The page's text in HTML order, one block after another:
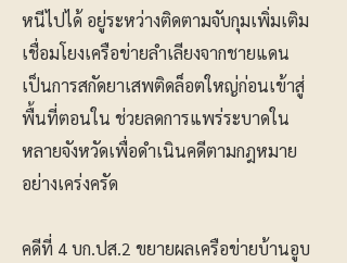
หนีไปได้ อยู่ระหว่างติดตามจับกุมเพิ่มเติม
เชื่อมโยงเครือข่ายลำเลียงจากชายแดน
เป็นการสกัดยาเสพติดล็อตใหญ่ก่อนเข้าสู่
พื้นที่ตอนใน ช่วยลดการแพร่ระบาดใน
หลายจังหวัดเพื่อดำเนินคดีตามกฎหมาย
อย่างเคร่งครัด
คดีที่ 4 บก.ปส.2 ขยายผลเครือข่ายบ้านอูบ